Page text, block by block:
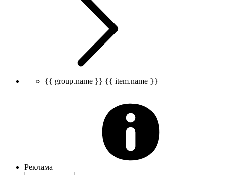
{{ group.name }} {{ item.name }}
Реклама